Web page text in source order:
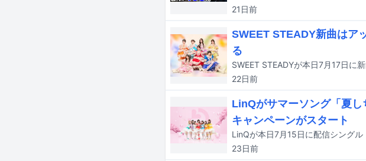
21日前
SWEET STEADY新曲はア
る
SWEET STEADYが本日7月17日に
22日前
LinQがサマーソング「夏
キャンペーンがスタート
LinQが本日7月15日に配信シングル
23日前